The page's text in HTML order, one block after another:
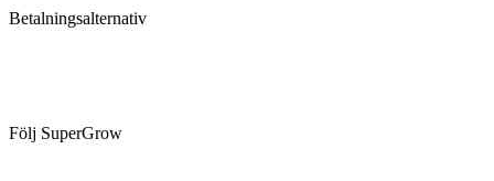
Betalningsalternativ
Följ SuperGrow